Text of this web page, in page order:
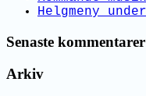
Helgmeny
Senaste kommentarer
Arkiv